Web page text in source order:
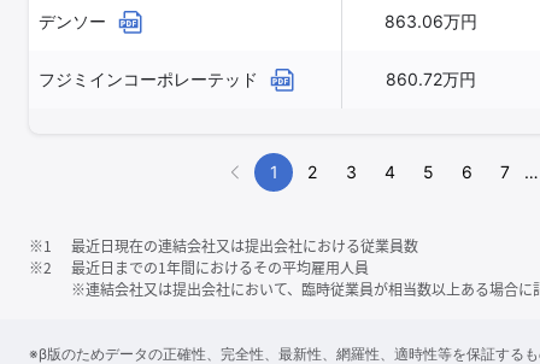
デンソー 863.06万円
フジミインコーポレーテッド 860.72万円
1 2 3 4 5 6 7 …
※1
最近日現在の連結会社又は提出会社における従業員数
※2
最近日までの1年間におけるその平均雇用人員
※連結会社又は提出会社において、臨時従業員が相当数以上ある場合に
※β版のためデータの正確性、完全性、最新性、網羅性、適時性等を保証する